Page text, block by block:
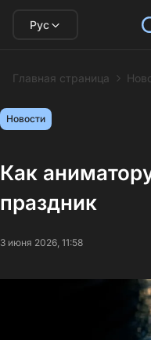
Рус
Главная страница
Новости
Как
праздник
3 июня 2026, 11:58